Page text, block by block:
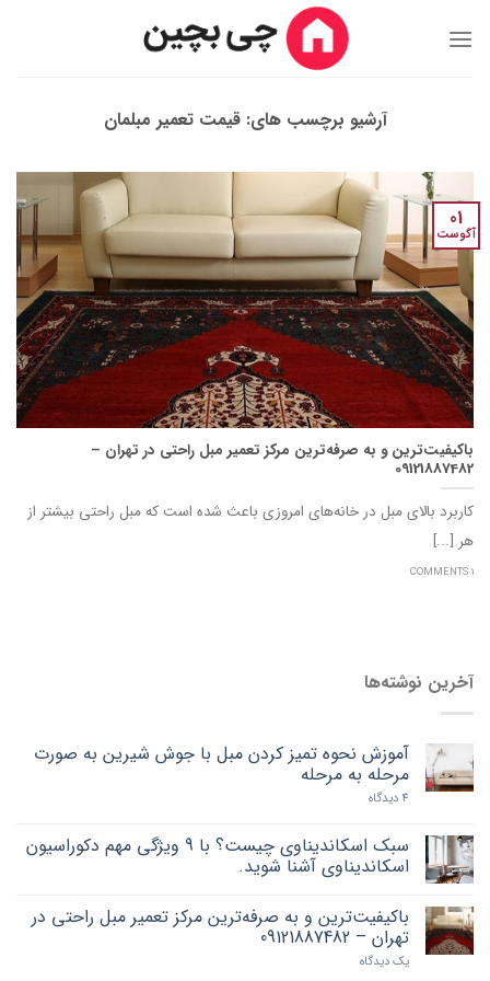
آرشیو برچسب های:قیمت تعمیر مبلمان
باکیفیت‌ترین و به صرفه‌ترین مرکز تعمیر مبل راحتی در تهران –
09121887482
کاربرد بالای مبل در خانه‌های امروزی باعث شده است که مبل راحتی بیشتر از
هر [...]
1 COMMENTS
01
آگوست
آخرین نوشته‌ها
آموزش نحوه تمیز کردن مبل با جوش شیرین به صورت
مرحله به مرحله
4 دیدگاه
سبک اسکاندیناوی چیست؟ با 9 ویژگی مهم دکوراسیون
اسکاندیناوی آشنا شوید.
باکیفیت‌ترین و به صرفه‌ترین مرکز تعمیر مبل راحتی در
تهران – 09121887482
یک دیدگاه